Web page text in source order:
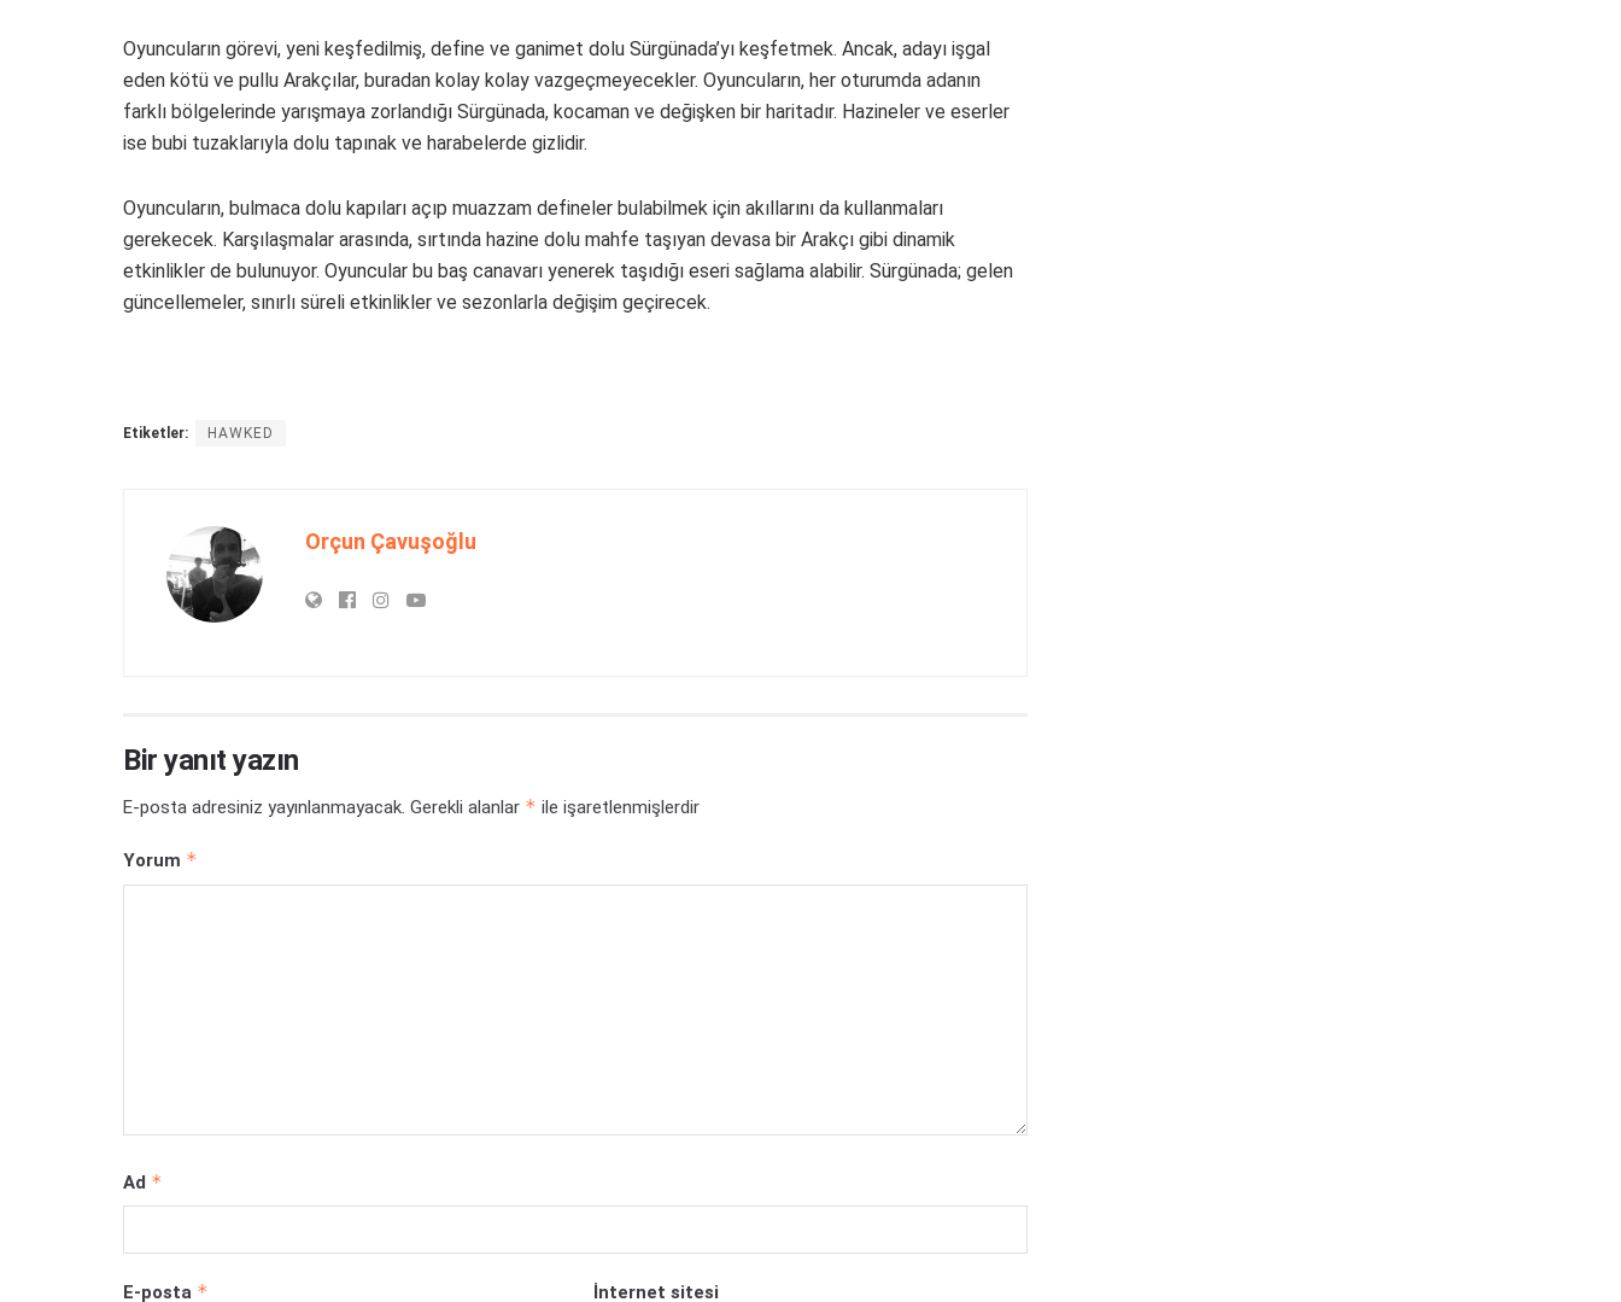
Oyuncuların görevi, yeni keşfedilmiş, define ve ganimet dolu Sürgünada’yı keşfetmek. Ancak, adayı işgal
eden kötü ve pullu Arakçılar, buradan kolay kolay vazgeçmeyecekler. Oyuncuların, her oturumda adanın
farklı bölgelerinde yarışmaya zorlandığı Sürgünada, kocaman ve değişken bir haritadır. Hazineler ve eserler
ise bubi tuzaklarıyla dolu tapınak ve harabelerde gizlidir.
Oyuncuların, bulmaca dolu kapıları açıp muazzam defineler bulabilmek için akıllarını da kullanmaları
gerekecek. Karşılaşmalar arasında, sırtında hazine dolu mahfe taşıyan devasa bir Arakçı gibi dinamik
etkinlikler de bulunuyor. Oyuncular bu baş canavarı yenerek taşıdığı eseri sağlama alabilir. Sürgünada; gelen
güncellemeler, sınırlı süreli etkinlikler ve sezonlarla değişim geçirecek.
Etiketler: HAWKED
Orçun Çavuşoğlu
Bir yanıt yazın
E-posta adresiniz yayınlanmayacak. Gerekli alanlar * ile işaretlenmişlerdir
Yorum *
Ad *
E-posta * İnternet sitesi